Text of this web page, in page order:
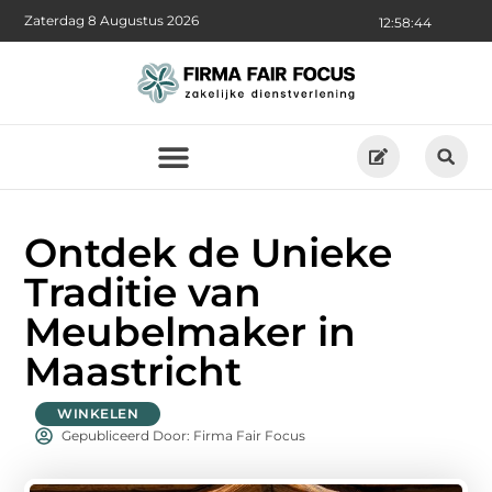
12:58:46
Zaterdag 8 Augustus 2026
Ontdek de Unieke
Traditie van
Meubelmaker in
Maastricht
WINKELEN
Gepubliceerd Door: Firma Fair Focus